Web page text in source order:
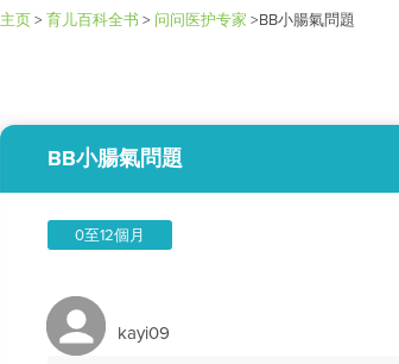
主页> 育儿百科全书 > 问问医护专家 >BB小腸氣問題
BB小腸氣問題
0至12個月
kayi09